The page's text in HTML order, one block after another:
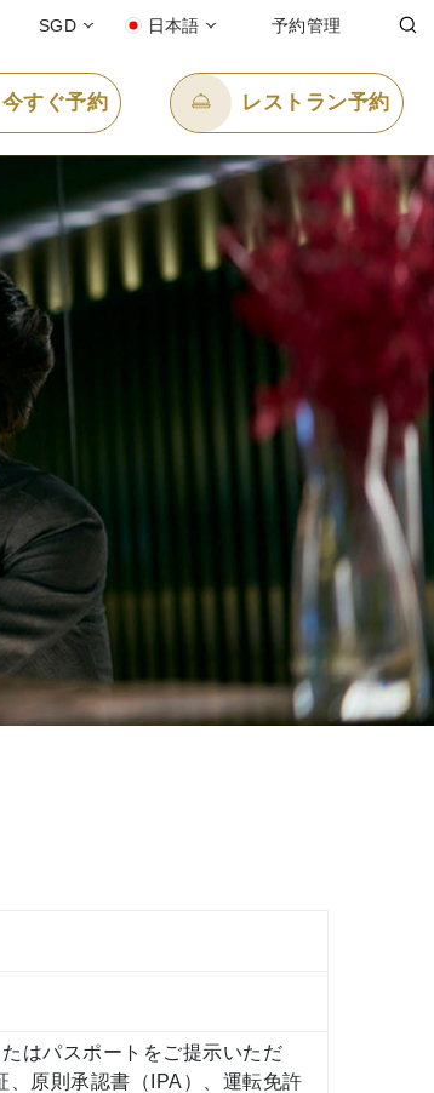
SGD 日本語 予約管理
今すぐ予約 レストラン予約
ル送信先
はパスポートをご提示いただ
原則承認書（IPA）、運転免許